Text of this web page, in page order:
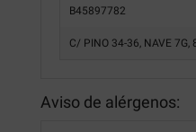
B45897782
C/ PINO 34-36, NAVE 7G,
Aviso de alérgenos: